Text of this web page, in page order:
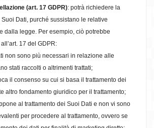
(art. 17 GDPR): potrà richiedere la
Dati, purché sussistano le relative
dalla legge. Per esempio, ciò potrebbe
17 del GDPR:
sono più necessari in relazione alle
stati raccolti o altrimenti trattati;
su cui si basa il trattamento dei
altro fondamento giuridico per il trattamento;
al trattamento dei Suoi Dati e non vi sono
per procedere al trattamento, ovvero se